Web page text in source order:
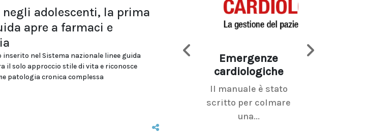
negli adolescenti, la prima
apre a farmaci e
inserito nel Sistema nazionale linee guida
il solo approccio stile di vita e riconosce
patologia cronica complessa
Emergenze
cardiologiche
Il manuale è stato
scritto per colmare
una...